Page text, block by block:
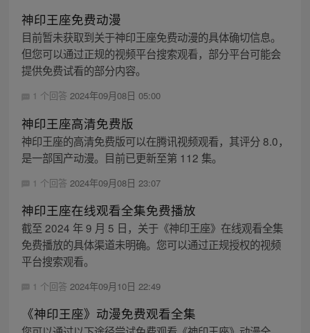
神印王座免费动漫
目前暂未获取到关于神印王座免费动漫的具体确切信息。
但您可以通过正规的视频平台搜索观看，部分平台可能会
提供免费试看的部分内容。
1 个回答 2024年09月08日 05:00
神印王座高清免费版
神印王座的高清免费版可以在腾讯视频观看，其评分 8.0，
是一部国产动漫。目前已更新至第 112 集。
1 个回答 2024年09月08日 23:07
神印王座在线观看全集免费播放
截至 2024 年 9 月 5 日，关于《神印王座》在线观看全集
免费播放的具体渠道未明确。您可以通过正规授权的视频
平台搜索观看。
1 个回答 2024年09月10日 22:49
《神印王座》动漫免费观看全集